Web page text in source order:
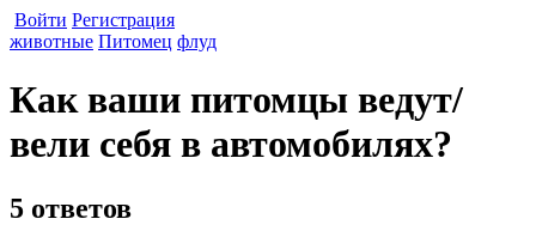
Войти Регистрация
животные Питомец флуд
Как ваши питомцы ведут/
вели себя в автомобилях?
5 ответов